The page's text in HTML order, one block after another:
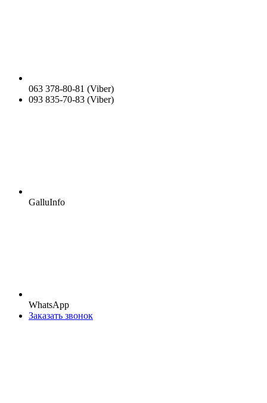
063 378-80-81 (Viber)
093 835-70-83 (Viber)
GalluInfo
WhatsApp
Заказать звонок